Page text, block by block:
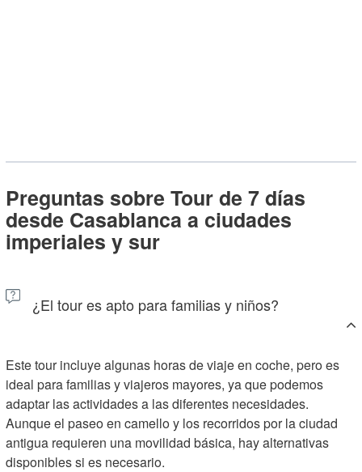
Preguntas sobre Tour de 7 días
desde Casablanca a ciudades
imperiales y sur
¿El tour es apto para familias y niños?
Este tour incluye algunas horas de viaje en coche, pero es
ideal para familias y viajeros mayores, ya que podemos
adaptar las actividades a las diferentes necesidades.
Aunque el paseo en camello y los recorridos por la ciudad
antigua requieren una movilidad básica, hay alternativas
disponibles si es necesario.